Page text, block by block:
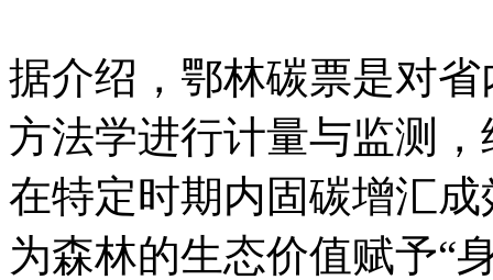
据介绍，鄂林碳票是对
方法学进行计量与监测
在特定时期内固碳增汇
为森林的生态价值赋予“